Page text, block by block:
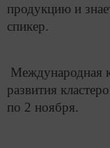
продукцию и
спикер.
Международная
развития
по 2 ноября.